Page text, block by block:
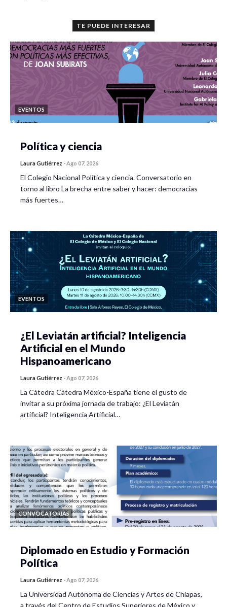
TE PUEDE INTERESAR
EVENTOS
Política y ciencia
Laura Gutiérrez -Ago 07, 2026
El Colegio Nacional Política y ciencia. Conversatorio en
torno al libro La brecha entre saber y hacer: democracias
más fuertes…
EVENTOS
¿El Leviatán artificial? Inteligencia
Artificial en el Mundo
Hispanoamericano
Laura Gutiérrez -Ago 07, 2026
La Cátedra Cátedra México-España tiene el gusto de
invitar a su próxima jornada de trabajo: ¿El Leviatán
artificial? Inteligencia Artificial…
CONVOCATORIAS
Diplomado en Estudio y Formación
Política
Laura Gutiérrez -Ago 07, 2026
La Universidad Autónoma de Ciencias y Artes de Chiapas,
a través del Centro de Estudios Superiores de México y